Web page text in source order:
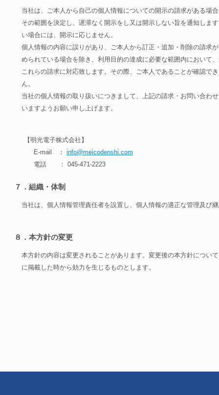
当社は、ご本人から自己の個人情報についての開示の請求がある場
その範囲を決定し、遅滞なく開示をし又は開示しない旨を通知しま
い場合には、開示に応じません。
個人情報の内容に誤りがあり、ご本人から訂正・追加・削除の請求
められている場合を除き、利用目的の達成に必要な範囲内において
これらの請求に対応致します。その際、ご本人であることが確認で
ん。
当社の個人情報の取り扱いにつきまして、上記の請求・お問い合わ
いますようお願い申し上げます。
【明光電子株式会社】
E-mail ： info@meicodenshi.com
電話 ： 045-471-2223
７．組織・体制
当社は、個人情報管理責任者を設置し、個人情報の適正な管理及び
８．本方針の変更
本方針の内容は変更されることがあります。変更後の本方針につい
に掲載した時から効力を生じるものとします。